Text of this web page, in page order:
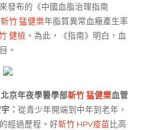
發布的《中國血脂治理指南
新竹 猛健樂年脂質異常血癥產生率
健檢 。為此，《指南》明白，血
。
京年夜學醫學部新竹 猛健樂血管
： 從青少年開端到中年到老年，
經過歷程。好新竹 HPV疫苗 比高